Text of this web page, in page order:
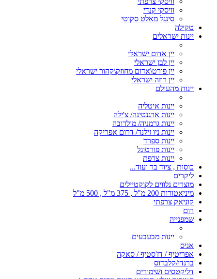
וויסקי קנדי
סינגל מאלט סקוטי
טקילה
יינות ישראלים
יין אדום ישראלי
יין לבן ישראלי
יין פורט\אדום מחוזק\קהור ישראלי
יין רוזה ישראלי
יינות מהעולם
יינות איטליה
יינות ארגנטינה/ צ'ילה
יינות גרמניה/ מולדובה
יינות ניו זילנד/ דרום אפריקה
יינות ספרד
יינות פורטוגל
יינות צרפת
כוסות , ציוד בר ועוד...
ליקרים
מוצרים נלווים לקוקטיילים
מיניאטורות 200 מ"ל , 375 מ"ל , 500 מ"ל
קוניאק צרפתי
רום
שמפנייה
יינות מבעבעים
אניס
אפריטיף / דז'סטיף / סאקה
ברנדי/קלבדוס
דליקטסים ושימורים